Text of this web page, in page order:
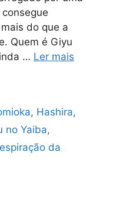
do que a
Quem é Giyu
… Ler mais
, Hashira,
no Yaiba,
da